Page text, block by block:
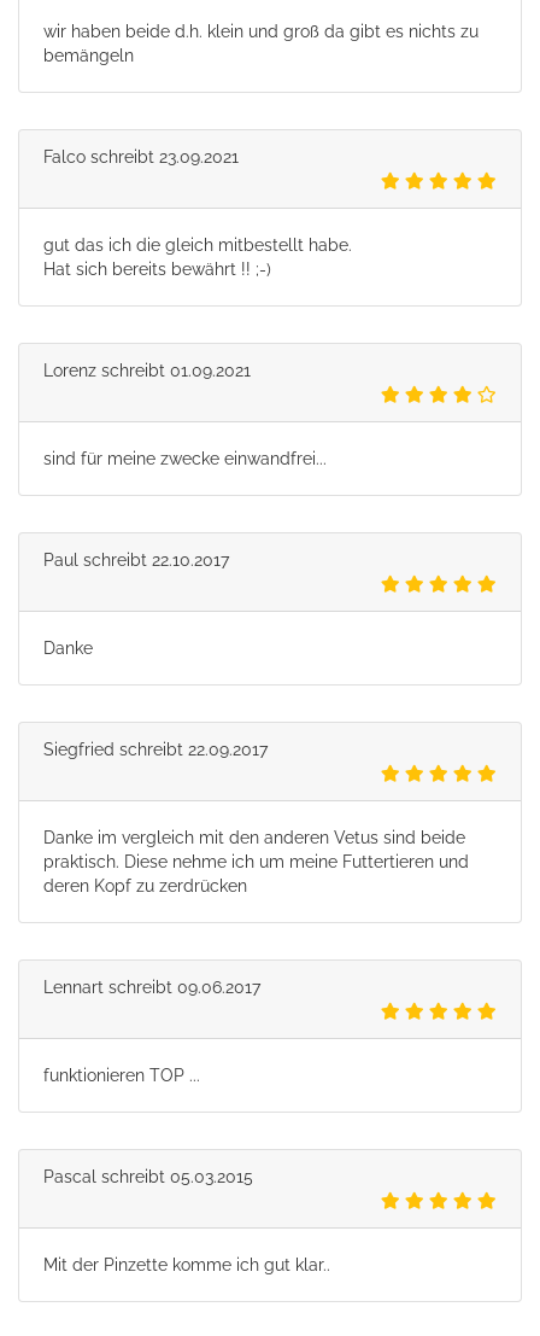
wir haben beide d.h. klein und groß da gibt es nichts zu
bemängeln
Falco schreibt 23.09.2021
gut das ich die gleich mitbestellt habe.
Hat sich bereits bewährt !! ;-)
Lorenz schreibt 01.09.2021
sind für meine zwecke einwandfrei...
Paul schreibt 22.10.2017
Danke
Siegfried schreibt 22.09.2017
Danke im vergleich mit den anderen Vetus sind beide
praktisch. Diese nehme ich um meine Futtertieren und
deren Kopf zu zerdrücken
Lennart schreibt 09.06.2017
funktionieren TOP ...
Pascal schreibt 05.03.2015
Mit der Pinzette komme ich gut klar..